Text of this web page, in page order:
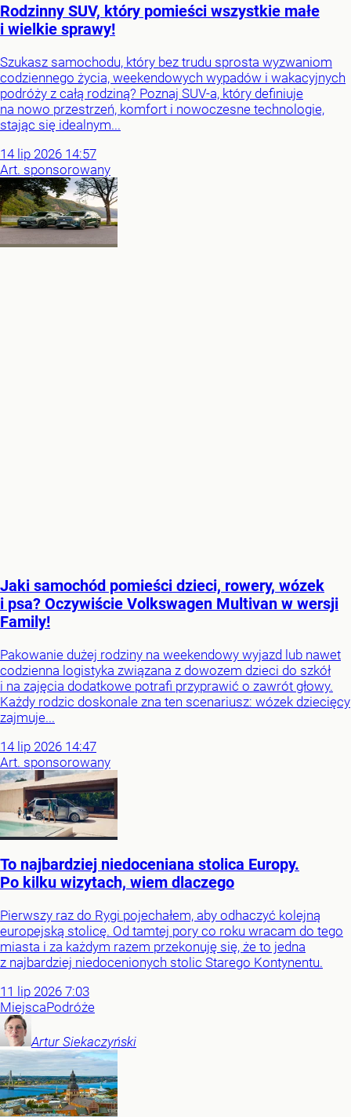
Rodzinny SUV, który pomieści wszystkie małe
i wielkie sprawy!
Szukasz samochodu, który bez trudu sprosta wyzwaniom
codziennego życia, weekendowych wypadów i wakacyjnych
podróży z całą rodziną? Poznaj SUV-a, który definiuje
na nowo przestrzeń, komfort i nowoczesne technologie,
stając się idealnym...
14 lip 2026 14:57
Art. sponsorowany
Jaki samochód pomieści dzieci, rowery, wózek
i psa? Oczywiście Volkswagen Multivan w wersji
Family!
Pakowanie dużej rodziny na weekendowy wyjazd lub nawet
codzienna logistyka związana z dowozem dzieci do szkół
i na zajęcia dodatkowe potrafi przyprawić o zawrót głowy.
Każdy rodzic doskonale zna ten scenariusz: wózek dziecięcy
zajmuje...
14 lip 2026 14:47
Art. sponsorowany
To najbardziej niedoceniana stolica Europy.
Po kilku wizytach, wiem dlaczego
Pierwszy raz do Rygi pojechałem, aby odhaczyć kolejną
europejską stolicę. Od tamtej pory co roku wracam do tego
miasta i za każdym razem przekonuję się, że to jedna
z najbardziej niedocenionych stolic Starego Kontynentu.
11 lip 2026 7:03
MiejscaPodróże
Artur Siekaczyński